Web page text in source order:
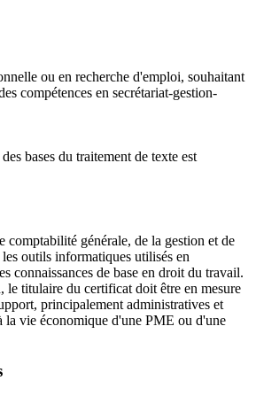
ou en recherche d'emploi, souhaitant
compétences en secrétariat-gestion-
bases du traitement de texte est
comptabilité générale, de la gestion et de
outils informatiques utilisés en
connaissances de base en droit du travail.
le titulaire du certificat doit être en mesure
principalement administratives et
la vie économique d'une PME ou d'une